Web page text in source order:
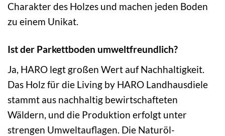
Charakter des Holzes und machen jeden Boden
zu einem Unikat.
Ist der Parkettboden umweltfreundlich?
Ja, HARO legt großen Wert auf Nachhaltigkeit.
Das Holz für die Living by HARO Landhausdiele
stammt aus nachhaltig bewirtschafteten
Wäldern, und die Produktion erfolgt unter
strengen Umweltauflagen. Die Naturöl-